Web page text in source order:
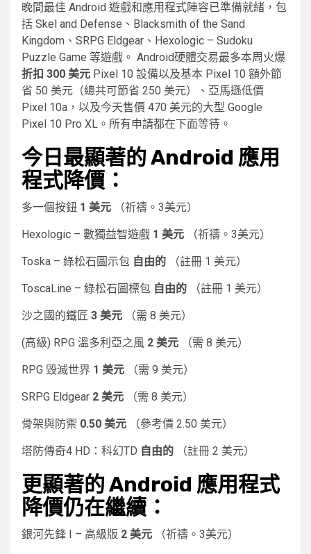
晚間最佳 Android 遊戲和應用程式陣容已準備就緒，包
括 Skel and Defense、Blacksmith of the Sand
Kingdom、SRPG Eldgear、Hexologic – Sudoku
Puzzle Game 等遊戲。 Android硬體交易最多本周火爆
折扣 300 美元 Pixel 10 設備以及基本 Pixel 10 額外節
省 50 美元（總共可節省 250 美元）、亞馬遜低價
Pixel 10a，以及今天售價 470 美元的大型 Google
Pixel 10 Pro XL。所有申請都在下面等待。
今日最顯著的 Android 應用
程式降價：
多一個按鈕 1 美元 （祈禱。3美元）
Hexologic – 數獨益智遊戲 1 美元 （祈禱。3美元）
Toska – 綠松石圖示包 自由的 （註冊 1 美元）
ToscaLine – 綠松石圖標包 自由的 （註冊 1 美元）
沙之國的鐵匠 3 美元 （需 8 美元）
(高級) RPG 溫多利亞之風 2 美元 （需 8 美元）
RPG 毀滅世界 1 美元 （需 9 美元）
SRPG Eldgear 2 美元 （需 8 美元）
骨架與防禦 0.50 美元 （參考價 2.50 美元）
塔防傳奇4 HD：科幻TD 自由的 （註冊 2 美元）
更顯著的 Android 應用程式
降價仍在繼續：
銀河先鋒 I – 高級版 2 美元 （祈禱。3美元）